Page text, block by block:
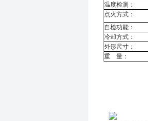
温度检测：
点火方式：
自检功能：
冷却方式：
外形尺寸：
重
量：